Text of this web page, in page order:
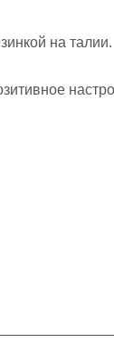
на талии.